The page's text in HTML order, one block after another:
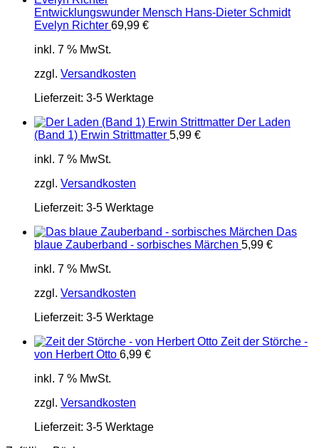
Entwicklungswunder Mensch Hans-Dieter Schmidt
Evelyn Richter 69,99 €
inkl. 7 % MwSt.
zzgl. Versandkosten
Lieferzeit: 3-5 Werktage
Der Laden
(Band 1) Erwin Strittmatter 5,99 €
inkl. 7 % MwSt.
zzgl. Versandkosten
Lieferzeit: 3-5 Werktage
Das
blaue Zauberband - sorbisches Märchen 5,99 €
inkl. 7 % MwSt.
zzgl. Versandkosten
Lieferzeit: 3-5 Werktage
Zeit der Störche -
von Herbert Otto 6,99 €
inkl. 7 % MwSt.
zzgl. Versandkosten
Lieferzeit: 3-5 Werktage